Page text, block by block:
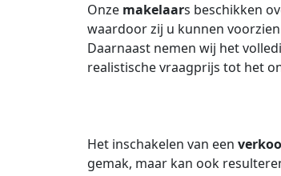
Onze makelaars beschikken
waardoor zij u kunnen
Daarnaast nemen wij het
realistische vraagprijs tot het
Het inschakelen van een
gemak, maar kan ook